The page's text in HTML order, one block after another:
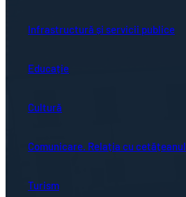
Infrastructură și servicii publice
Educație
Cultură
Comunicare. Relația cu cetățeanul
Turism